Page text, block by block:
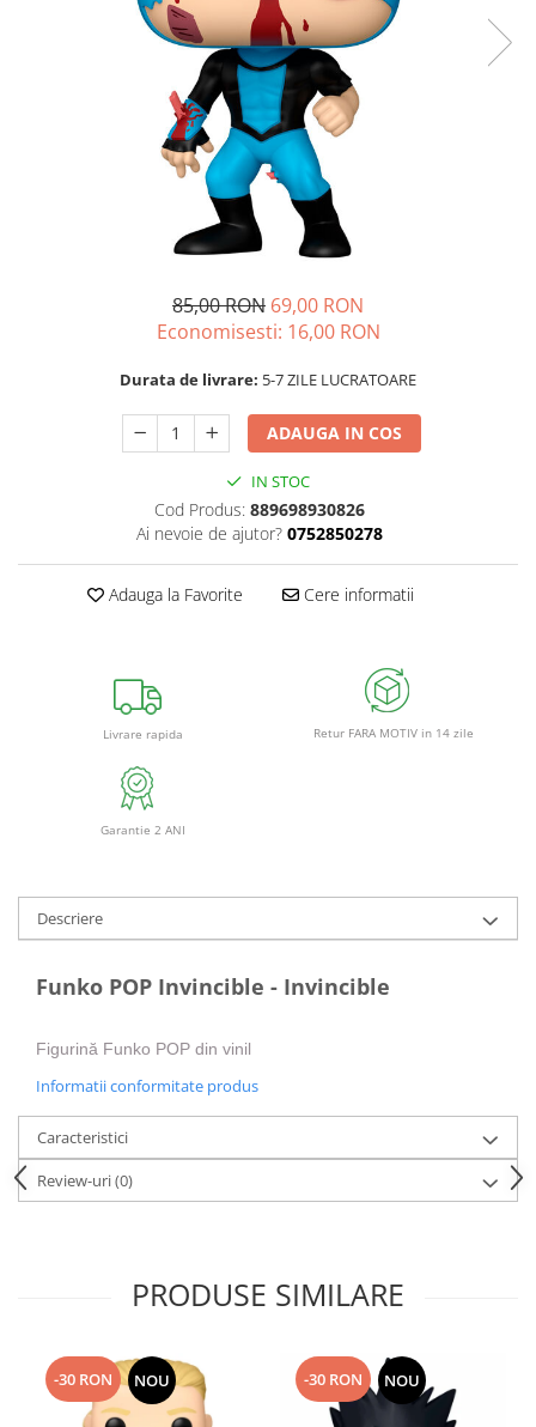
85,00 RON 69,00 RON
Economisesti: 16,00 RON
Durata de livrare: 5-7 ZILE LUCRATOARE
ADAUGA IN COS
IN STOC
Cod Produs: 889698930826
Ai nevoie de ajutor? 0752850278
Adauga la Favorite Cere informatii
Livrare rapida Retur FARA MOTIV in 14 zile
Garantie 2 ANI
Descriere
Funko POP Invincible - Invincible
Figurină Funko POP din vinil
Informatii conformitate produs
Caracteristici
Review-uri(0)
PRODUSE SIMILARE
-30 RON NOU -30 RON NOU